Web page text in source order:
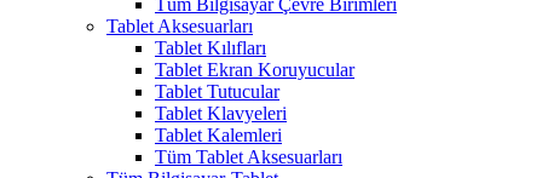
Tüm Bilgisayar Çevre Birimleri
Tablet Aksesuarları
Tablet Kılıfları
Tablet Ekran Koruyucular
Tablet Tutucular
Tablet Klavyeleri
Tablet Kalemleri
Tüm Tablet Aksesuarları